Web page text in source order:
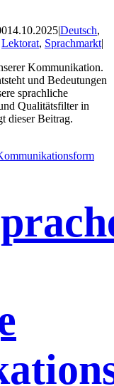
14.10.2025|Deutsch,
Lektorat, Sprachmarkt|
Kommunikation.
und Bedeutungen
sprachliche
Qualitätsfilter in
dieser Beitrag.